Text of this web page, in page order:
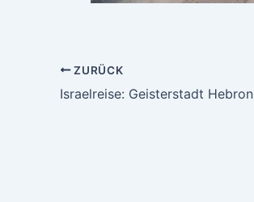
ZURÜCK
Israelreise: Geisterstadt Hebron